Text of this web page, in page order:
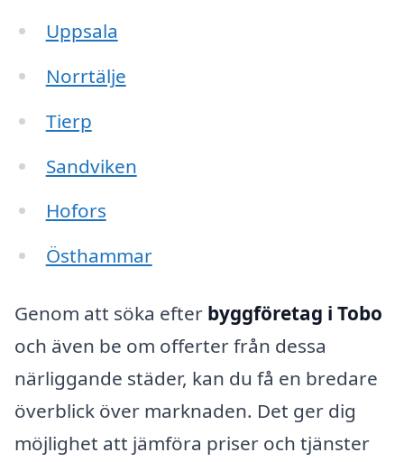
Uppsala
Norrtälje
Tierp
Sandviken
Hofors
Östhammar
Genom att söka efter byggföretag i Tobo
och även be om offerter från dessa
närliggande städer, kan du få en bredare
överblick över marknaden. Det ger dig
möjlighet att jämföra priser och tjänster